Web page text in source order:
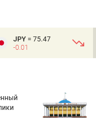
JPY = 75.47
-0.01